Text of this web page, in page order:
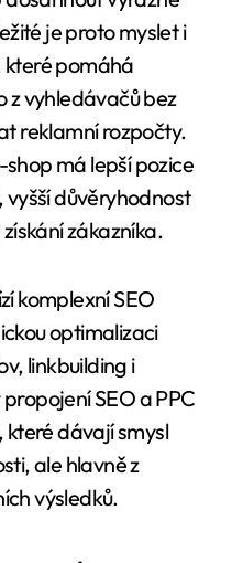
je proto myslet i
které pomáhá
z vyhledávačů bez
reklamní rozpočty.
má lepší pozice
důvěryhodnost
zákazníka.
komplexní SEO
optimalizaci
linkbuilding i
SEO a PPC
dávají smysl
ale hlavně z
výsledků.